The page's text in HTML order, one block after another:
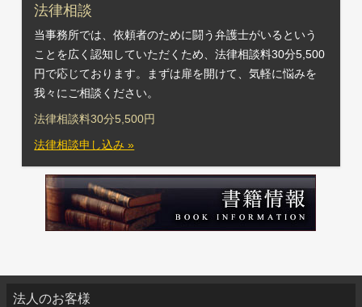
法律相談
当事務所では、依頼者のために闘う弁護士がいるという
ことを広く認知していただくため、法律相談料30分5,500
円で応じております。まずは扉を開けて、気軽に悩みを
我々にご相談ください。
法律相談料30分5,500円
法律相談申し込み »
法人のお客様